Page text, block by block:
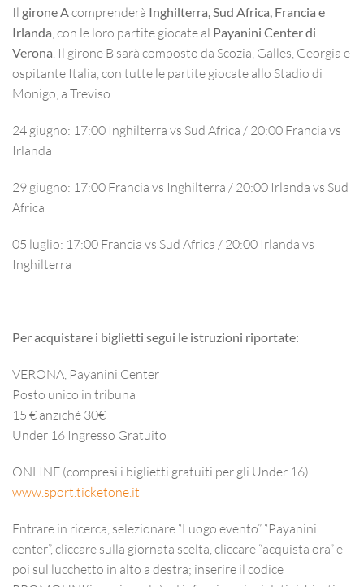
Il girone Acomprenderà Inghilterra, Sud Africa, Francia e
Irlanda , con le loro partite giocate al Payanini Center di
Verona . Il girone B sarà composto da Scozia, Galles, Georgia e
ospitante Italia, con tutte le partite giocate allo Stadio di
Monigo, a Treviso.
24 giugno: 17:00 Inghilterra vs Sud Africa / 20:00 Francia vs
Irlanda
29 giugno: 17:00 Francia vs Inghilterra / 20:00 Irlanda vs Sud
Africa
05 luglio: 17:00 Francia vs Sud Africa / 20:00 Irlanda vs
Inghilterra
Per acquistare i biglietti segui le istruzioni riportate:
VERONA, Payanini Center
Posto unico in tribuna
15 € anziché 30€
Under 16 Ingresso Gratuito
ONLINE (compresi i biglietti gratuiti per gli Under 16)
www.sport.ticketone.it
Entrare in ricerca, selezionare “Luogo evento” “Payanini
center”, cliccare sulla giornata scelta, cliccare “acquista ora” e
poi sul lucchetto in alto a destra; inserire il codice